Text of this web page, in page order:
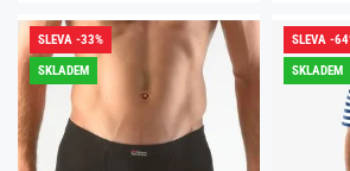
SLEVA -33%
SKLADEM
SLEVA -
SKLADEM